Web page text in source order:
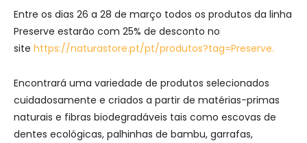
Entre os dias 26 a 28 de março todos os produtos da linha
Preserve estarão com 25% de desconto no
site https://naturastore.pt/pt/produtos?tag=Preserve.
Encontrará uma variedade de produtos selecionados
cuidadosamente e criados a partir de matérias-primas
naturais e fibras biodegradáveis tais como escovas de
dentes ecológicas, palhinhas de bambu, garrafas,